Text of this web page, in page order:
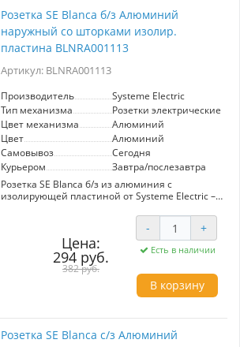
Розетка SE Blanca б/з Алюминий
наружный со шторками изолир.
пластина BLNRA001113
Артикул: BLNRA001113
Производитель
Systeme Electric
Тип механизма
Розетки электрические
Цвет механизма
Алюминий
Цвет
Алюминий
Самовывоз
Сегодня
Курьером
Завтра/послезавтра
Розетка SE Blanca б/з из алюминия с
изолирующей пластиной от Systeme Electric –
офиса. Благодаря встроенным шторкам,
устройство обеспечивает дополнительную
безопасность, предотвращая случайный
контакт с токоведущими частями. Элегантный
алюминиевый цвет гармонично впишется в
любой интерьер, добавляя современный
где важно соблюдение стандартов
Цена:
294 руб.
382 руб.
- +
Есть в наличии
В корзину
Розетка SE Blanca с/з Алюминий